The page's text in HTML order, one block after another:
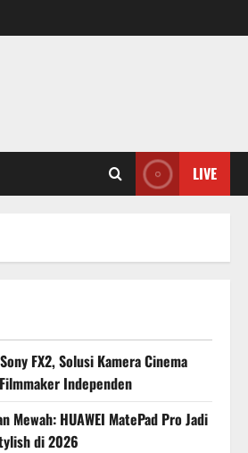
LIVE
FX2, Solusi Kamera Cinema
Independen
Mewah: HUAWEI MatePad Pro Jadi
di 2026